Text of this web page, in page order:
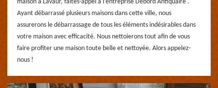
maison à Lavaur, faites-appel à l’entreprise Debord Antiquaire .
Ayant débarrassé plusieurs maisons dans cette ville, nous
assurerons le débarrassage de tous les éléments indésirables dans
votre maison avec efficacité. Nous nettoierons tout afin de vous
faire profiter une maison toute belle et nettoyée. Alors appelez-
nous !